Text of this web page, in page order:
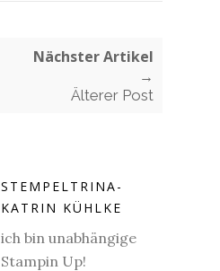
Nächster Artikel
→
Älterer Post
STEMPELTRINA-
KATRIN KÜHLKE
ich bin unabhängige
Stampin Up!